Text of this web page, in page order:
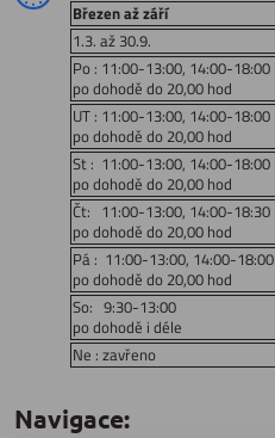
Březen až září
1.3. až 30.9.
Po : 11:00-13:00, 14:00-18:00
po dohodě do 20,00 hod
UT : 11:00-13:00, 14:00-18:00
po dohodě do 20,00 hod
St : 11:00-13:00, 14:00-18:00
po dohodě do 20,00 hod
Čt: 11:00-13:00, 14:00-18:30
po dohodě do 20,00 hod
Pá : 11:00-13:00, 14:00-18:00
po dohodě do 20,00 hod
So: 9:30-13:00
po dohodě i déle
Ne : zavřeno
Navigace: